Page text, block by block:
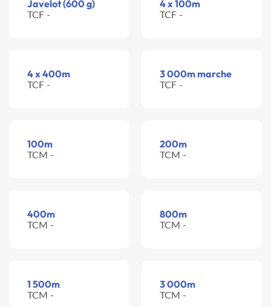
Javelot (600 g)
TCF -
4 x 100m
TCF -
4 x 400m
TCF -
3 000m marche
TCF -
100m
TCM -
200m
TCM -
400m
TCM -
800m
TCM -
1 500m
TCM -
3 000m
TCM -